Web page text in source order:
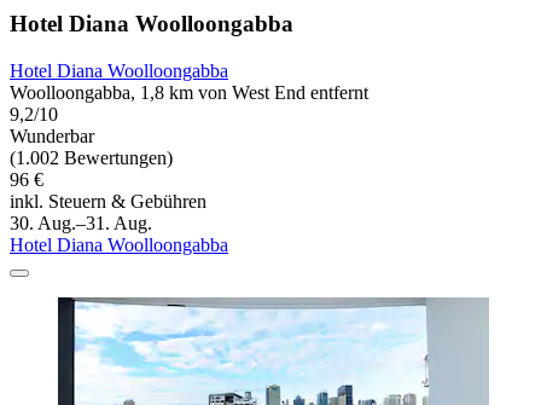
Hotel Diana Woolloongabba
Hotel Diana Woolloongabba
Woolloongabba, 1,8 km von West End entfernt
9,2/10
Wunderbar
(1.002 Bewertungen)
96 €
inkl. Steuern & Gebühren
30. Aug.–31. Aug.
Hotel Diana Woolloongabba